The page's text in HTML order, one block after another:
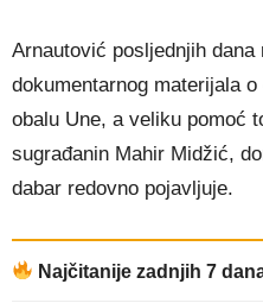
Arnautović posljednjih dana
dokumentarnog materijala
obalu Une, a veliku pomoć
sugrađanin Mahir Midžić,
dabar redovno pojavljuje.
Najčitanije zadnjih 7